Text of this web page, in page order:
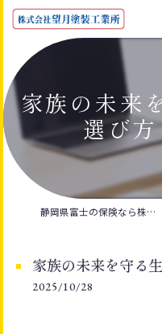
家族の未来
選び
静岡県富士の保険なら株式会社望月塗装工業所
家族の未来を守る
2025/10/28